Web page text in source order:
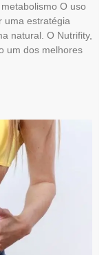
O uso
uma estratégia
natural. O Nutrifity,
um dos melhores